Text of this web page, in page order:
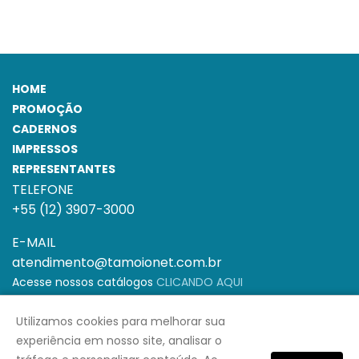
HOME
PROMOÇÃO
CADERNOS
IMPRESSOS
REPRESENTANTES
TELEFONE
+55 (12) 3907-3000
E-MAIL
atendimento@tamoionet.com.br
Acesse nossos catálogos CLICANDO AQUI
Horário de Funcionamento: Segunda à Sexta-
feira das 08h às 18h
Utilizamos cookies para melhorar sua
experiência em nosso site, analisar o